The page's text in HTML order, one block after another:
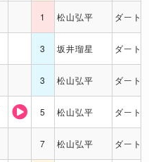
1 松山弘平 ダート
3 坂井瑠星 ダート
3 松山弘平 ダート
5 松山弘平 ダート
7 松山弘平 ダート